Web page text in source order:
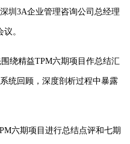
圳3A企业管理咨询公司总经理
。
绕精益TPM六期项目作总结汇
统回顾，深度剖析过程中暴露
六期项目进行总结点评和七期